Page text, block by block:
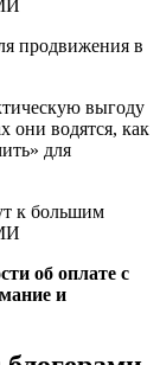
продвижения в
выгоду
они водятся, как
для
об оплате с
и